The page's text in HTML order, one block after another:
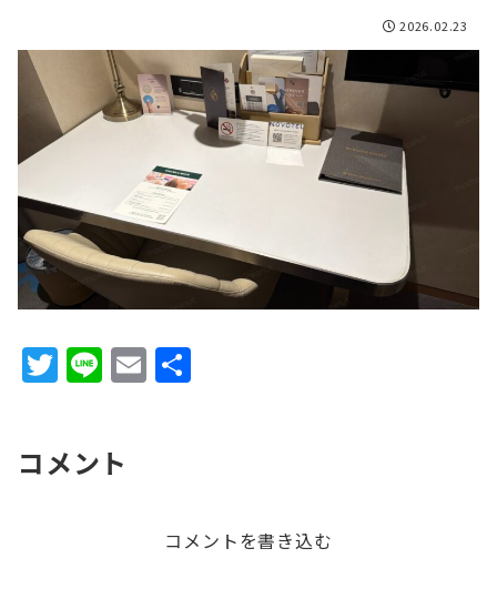
2026.02.23
T
w
te
Li
n
E
m
コメント
コメントを書き込む